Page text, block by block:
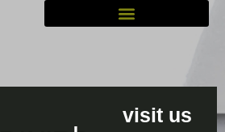
visit us